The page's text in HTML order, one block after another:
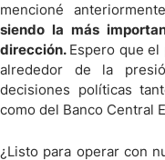
mencioné
siendo la más
dirección. Espero que
alrededor de la
decisiones políticas
como del Banco Central
¿Listo para operar con